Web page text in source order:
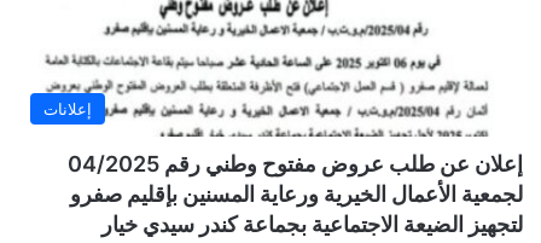
إعلانات
إعلان عن طلب عروض مفتوح وطني رقم 04/2025
لجمعية الأعمال الخيرية ورعاية المسنين بإقليم صفرو
لتجهيز الضيعة الاجتماعية بجماعة كندر سيدي خيار